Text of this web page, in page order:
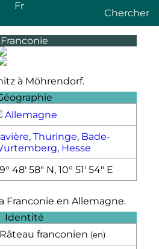
Fr
Chercher
Franconie
à Möhrendorf.
Allemagne
, Thuringe, Bade-
, Hesse
48′ 58″ N, 10° 51′ 54″ E
Franconie en Allemagne.
Identité
Râteau franconien (en)